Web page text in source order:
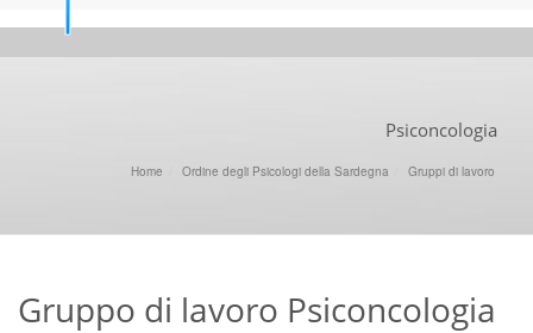
Psiconcologia
Home Ordine degli Psicologi della Sardegna Gruppi di lavoro
Gruppo di lavoro Psiconcologia